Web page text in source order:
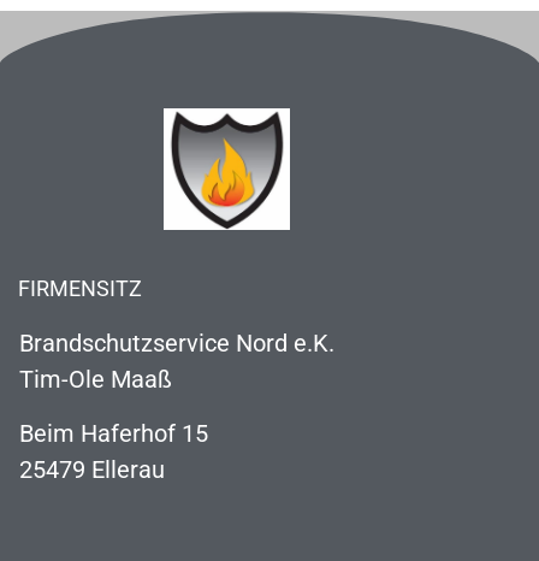
FIRMENSITZ
Brandschutzservice Nord e.K.
Tim-Ole Maaß
Beim Haferhof 15
25479 Ellerau